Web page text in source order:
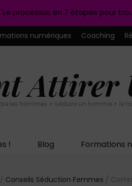
numériques Coaching
Attirer
les hommes + séduire un homme + le
! Blog Formations
/ Conseils Séduction Femmes /
processus en 7 étapes pour